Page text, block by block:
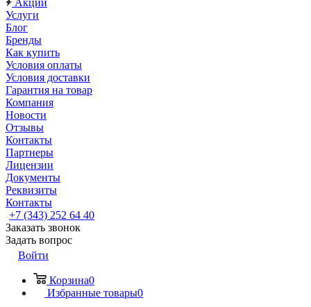
Акции
Услуги
Блог
Бренды
Как купить
Условия оплаты
Условия доставки
Гарантия на товар
Компания
Новости
Отзывы
Контакты
Партнеры
Лицензии
Документы
Реквизиты
Контакты
+7 (343) 252 64 40
Заказать звонок
Задать вопрос
Войти
Корзина0
Избранные товары0